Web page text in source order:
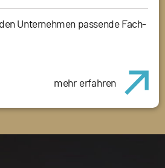
Unternehmen passende Fach-
mehr erfahren